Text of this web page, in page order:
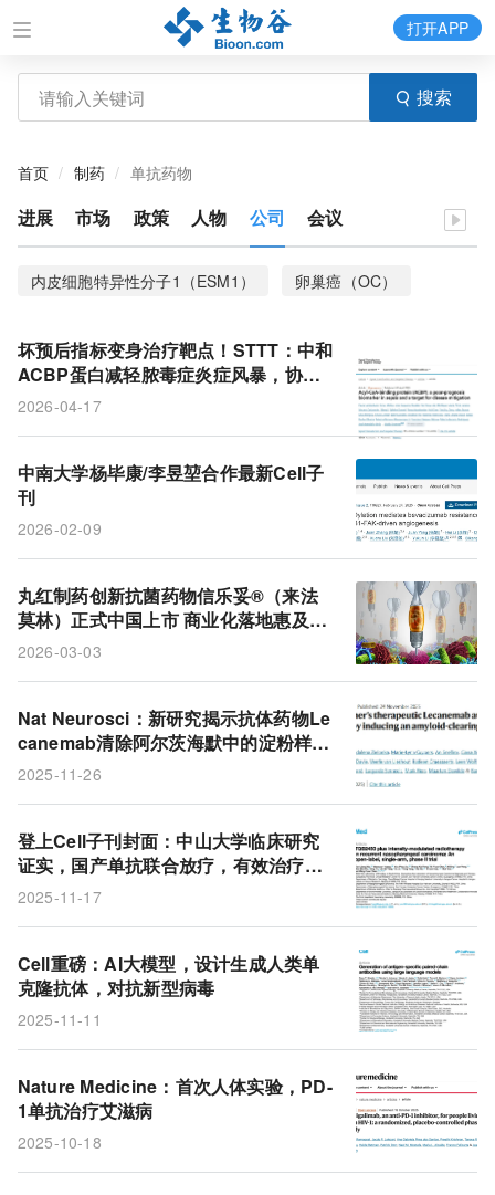
搜索
打开APP
首页 制药 单抗药物
进展 市场 政策 人物 公司 会议
内皮细胞特异性分子1（ESM1）
卵巢癌（OC）
坏预后指标变身治疗靶点！STTT：中和
ACBP蛋白减轻脓毒症炎症风暴，协同
激素保护多器官
2026-04-17
中南大学杨毕康/李昱堃合作最新Cell子
刊
2026-02-09
丸红制药创新抗菌药物信乐妥®（来法
莫林）正式中国上市 商业化落地惠及千
万社区获得性肺炎患者
2026-03-03
Nat Neurosci：新研究揭示抗体药物Le
canemab清除阿尔茨海默中的淀粉样蛋
白斑块机制
2025-11-26
登上Cell子刊封面：中山大学临床研究
证实，国产单抗联合放疗，有效治疗复
发性鼻咽癌
2025-11-17
Cell重磅：AI大模型，设计生成人类单
克隆抗体，对抗新型病毒
2025-11-11
Nature Medicine：首次人体实验，PD-
1单抗治疗艾滋病
2025-10-18